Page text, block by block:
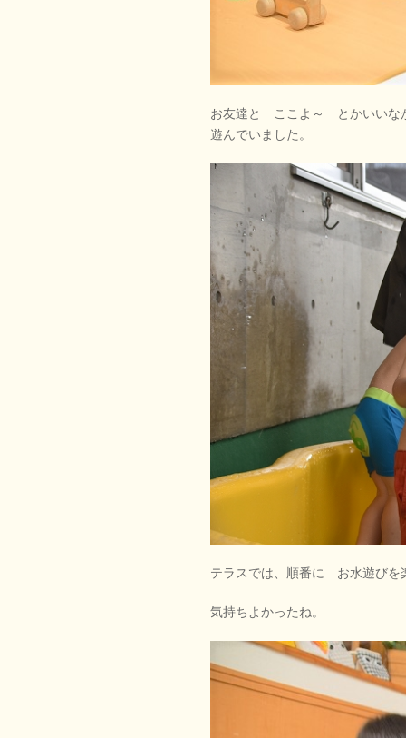
お友達と ここよ～ とかいいな
遊んでいました。
テラスでは、順番に お水遊びを
気持ちよかったね。